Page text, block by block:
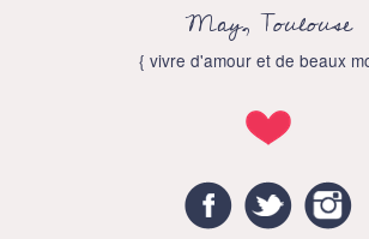
May, Toulouse
{ vivre d'amour et de beaux
FacebookTwitter